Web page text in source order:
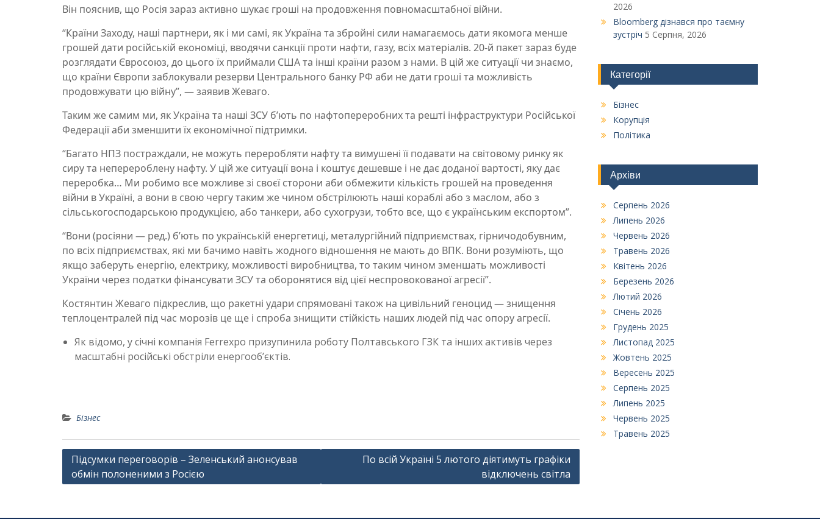
Він пояснив, що Росія зараз активно шукає гроші на продовження повномасштабної війни.
“Країни Заходу, наші партнери, як і ми самі, як Україна та збройні сили намагаємось дати якомога менше
грошей дати російській економіці, вводячи санкції проти нафти, газу, всіх матеріалів. 20-й пакет зараз буде
розглядати Євросоюз, до цього їх приймали США та інші країни разом з нами. В цій же ситуації чи знаємо,
що країни Європи заблокували резерви Центрального банку РФ аби не дати гроші та можливість
продовжувати цю війну”, — заявив Жеваго.
Таким же самим ми, як Україна та наші ЗСУ бʼють по нафтопереробних та решті інфраструктури Російської
Федерації аби зменшити їх економічної підтримки.
“Багато НПЗ постраждали, не можуть переробляти нафту та вимушені її подавати на світовому ринку як
сиру та неперероблену нафту. У цій же ситуації вона і коштує дешевше і не дає доданої вартості, яку дає
переробка… Ми робимо все можливе зі своєї сторони аби обмежити кількість грошей на проведення
війни в Україні, а вони в свою чергу таким же чином обстрілюють наші кораблі або з маслом, або з
сільськогосподарською продукцією, або танкери, або сухогрузи, тобто все, що є українським експортом”.
“Вони (росіяни — ред.) бʼють по українській енергетиці, металургійний підприємствах, гірничодобувним,
по всіх підприємствах, які ми бачимо навіть жодного відношення не мають до ВПК. Вони розуміють, що
якщо заберуть енергію, електрику, можливості виробництва, то таким чином зменшать можливості
України через податки фінансувати ЗСУ та оборонятися від цієї неспровокованої агресії”.
Костянтин Жеваго підкреслив, що ракетні удари спрямовані також на цивільний геноцид — знищення
теплоцентралей під час морозів це ще і спроба знищити стійкість наших людей під час опору агресії.
Як відомо, у січні компанія Ferrexpo призупинила роботу Полтавського ГЗК та інших активів через
масштабні російські обстріли енергообʼєктів.
Бізнес
Навігація
записів
Підсумки переговорів – Зеленський анонсував
обмін полоненими з Росією
По всій Україні 5 лютого діятимуть графіки
відключень світла
2026
Bloomberg дізнався про таємну
зустріч 5 Серпня, 2026
Категорії
Бізнес
Корупція
Політика
Архіви
Серпень 2026
Липень 2026
Червень 2026
Травень 2026
Квітень 2026
Березень 2026
Лютий 2026
Січень 2026
Грудень 2025
Листопад 2025
Жовтень 2025
Вересень 2025
Серпень 2025
Липень 2025
Червень 2025
Травень 2025